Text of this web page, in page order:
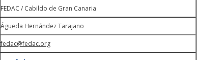
FEDAC / Cabildo de Gran Canaria
Águeda Hernández Tarajano
fedac@fedac.org